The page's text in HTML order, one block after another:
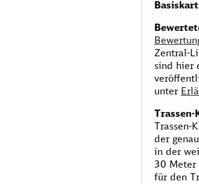
Zentral-
sind hier
unter
Trassen-
der
in der
30 Meter
für den